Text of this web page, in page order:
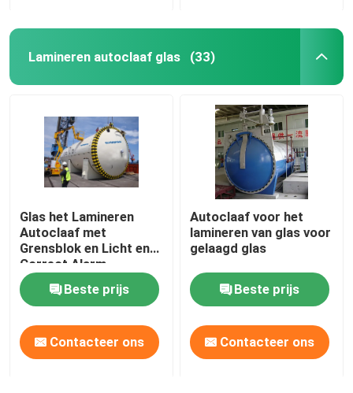
Lamineren autoclaaf glas (33)
Glas het Lamineren
Autoclaaf met
Grensblok en Licht en
Correct Alarm
Beste prijs
Contacteer ons
Autoclaaf voor het
lamineren van glas voor
gelaagd glas
Beste prijs
Contacteer ons